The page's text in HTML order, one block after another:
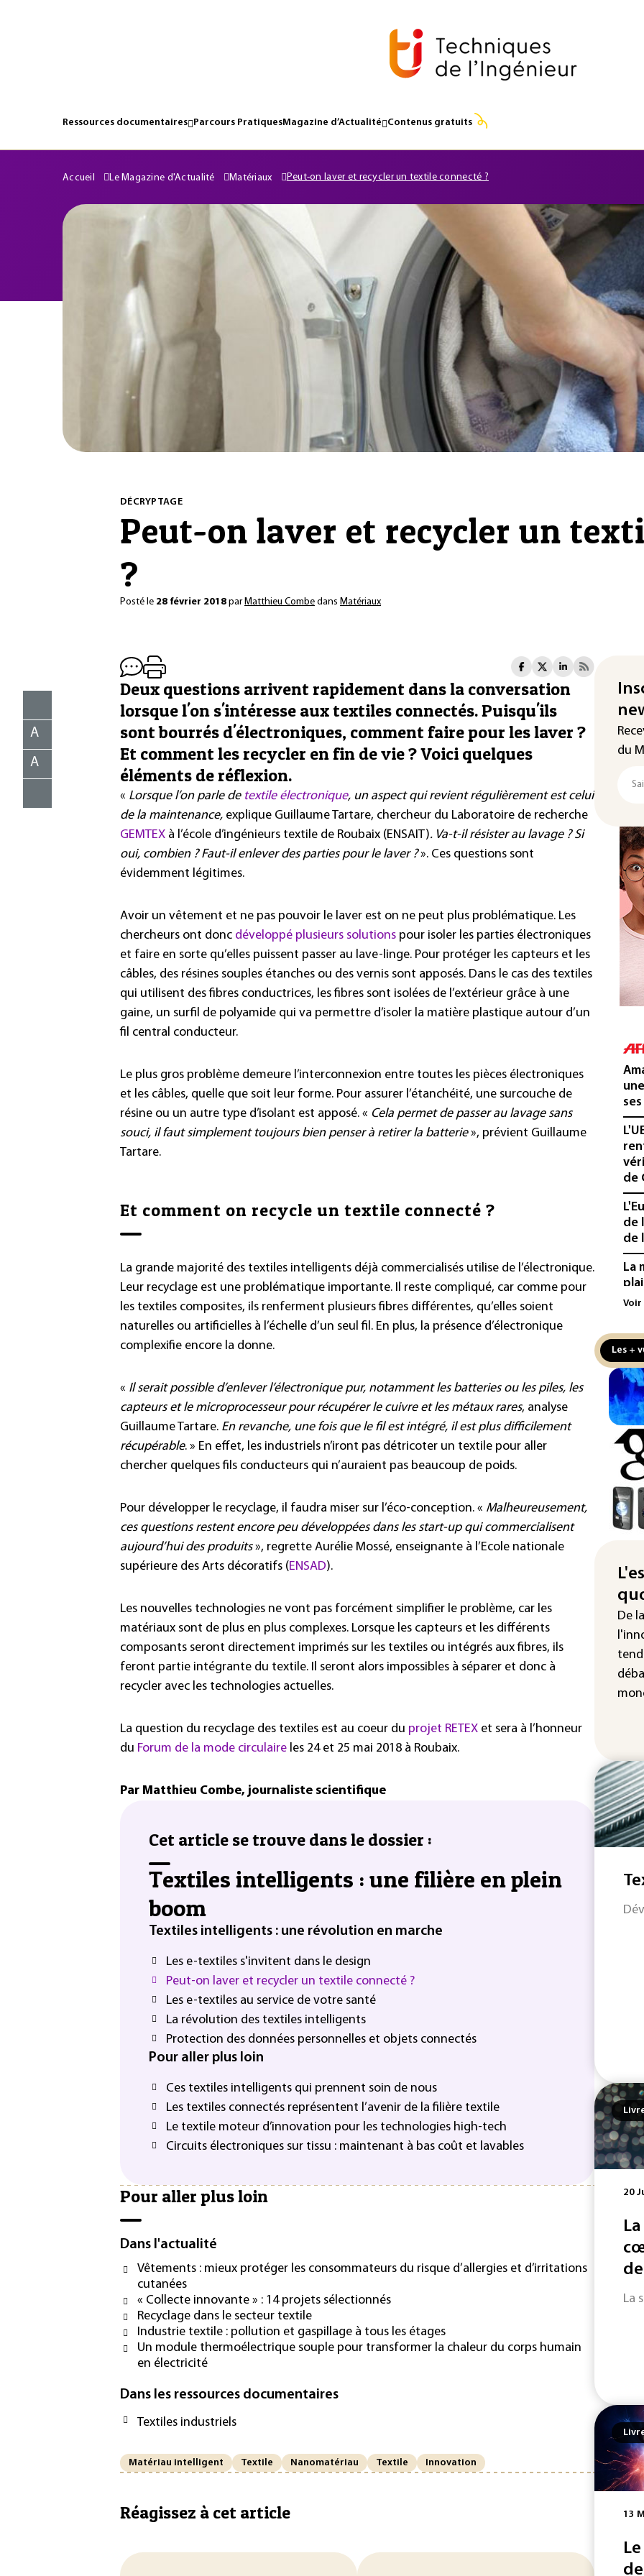
Ressources documentaires Parcours PratiquesMagazine d’Actualité Contenus gratuits
Accueil Le Magazine d'Actualité Matériaux Peut-on laver et recycler un textile connecté ?
DÉCRYPTAGE
Peut-on laver et recycler un
?
Posté le 28 février 2018 par Matthieu Combe dans Matériaux
A
A
Deux questions arrivent rapidement dans la conversation
lorsque l'on s'intéresse aux textiles connectés. Puisqu'ils
sont bourrés d'électroniques, comment faire pour les laver ?
Et comment les recycler en fin de vie ? Voici quelques
éléments de réflexion.
« Lorsque l’on parle de textile électronique, un aspect qui revient régulièrement est celui
de la maintenance, explique Guillaume Tartare, chercheur du Laboratoire de recherche
GEMTEX à l’école d’ingénieurs textile de Roubaix (ENSAIT). Va-t-il résister au lavage ? Si
oui, combien ? Faut-il enlever des parties pour le laver ?». Ces questions sont
évidemment légitimes.
Avoir un vêtement et ne pas pouvoir le laver est on ne peut plus problématique. Les
chercheurs ont donc développé plusieurs solutions pour isoler les parties électroniques
et faire en sorte qu’elles puissent passer au lave-linge. Pour protéger les capteurs et les
câbles, des résines souples étanches ou des vernis sont apposés. Dans le cas des textiles
qui utilisent des fibres conductrices, les fibres sont isolées de l’extérieur grâce à une
gaine, un surfil de polyamide qui va permettre d’isoler la matière plastique autour d’un
fil central conducteur.
Le plus gros problème demeure l’interconnexion entre toutes les pièces électroniques
et les câbles, quelle que soit leur forme. Pour assurer l’étanchéité, une surcouche de
résine ou un autre type d’isolant est apposé. « Cela permet de passer au lavage sans
souci, il faut simplement toujours bien penser à retirer la batterie», prévient Guillaume
Tartare.
Et comment on recycle un textile connecté ?
La grande majorité des textiles intelligents déjà commercialisés utilise de l’électronique.
Leur recyclage est une problématique importante. Il reste compliqué, car comme pour
les textiles composites, ils renferment plusieurs fibres différentes, qu’elles soient
naturelles ou artificielles à l’échelle d’un seul fil. En plus, la présence d’électronique
complexifie encore la donne.
« Il serait possible d’enlever l’électronique pur, notamment les batteries ou les piles, les
capteurs et le microprocesseur pour récupérer le cuivre et les métaux rares, analyse
Guillaume Tartare. En revanche, une fois que le fil est intégré, il est plus difficilement
récupérable. » En effet, les industriels n’iront pas détricoter un textile pour aller
chercher quelques fils conducteurs qui n’auraient pas beaucoup de poids.
Pour développer le recyclage, il faudra miser sur l’éco-conception. « Malheureusement,
ces questions restent encore peu développées dans les start-up qui commercialisent
aujourd’hui des produits», regrette Aurélie Mossé, enseignante à l’Ecole nationale
supérieure des Arts décoratifs (ENSAD).
Les nouvelles technologies ne vont pas forcément simplifier le problème, car les
matériaux sont de plus en plus complexes. Lorsque les capteurs et les différents
composants seront directement imprimés sur les textiles ou intégrés aux fibres, ils
feront partie intégrante du textile. Il seront alors impossibles à séparer et donc à
recycler avec les technologies actuelles.
La question du recyclage des textiles est au coeur du projet RETEX et sera à l’honneur
du Forum de la mode circulaire les 24 et 25 mai 2018 à Roubaix.
Par Matthieu Combe, journaliste scientifique
Cet article se trouve dans le dossier :
Textiles intelligents : une filière en plein
boom
Textiles intelligents : une révolution en marche
Les e-textiles s'invitent dans le design
Peut-on laver et recycler un textile connecté ?
Les e-textiles au service de votre santé
La révolution des textiles intelligents
Protection des données personnelles et objets connectés
Pour aller plus loin
Ces textiles intelligents qui prennent soin de nous
Les textiles connectés représentent l’avenir de la filière textile
Le textile moteur d’innovation pour les technologies high-tech
Circuits électroniques sur tissu : maintenant à bas coût et lavables
Pour aller plus loin
Dans l'actualité
Vêtements : mieux protéger les consommateurs du risque d’allergies et d’irritations
cutanées
« Collecte innovante » : 14 projets sélectionnés
Recyclage dans le secteur textile
Industrie textile : pollution et gaspillage à tous les étages
Un module thermoélectrique souple pour transformer la chaleur du corps humain
en électricité
Dans les ressources documentaires
Textiles industriels
Matériau intelligent Textile Nanomatériau Textile Innovation
Réagissez à cet article
du
de
de
de
La
aux
la
au
la
Le
Voir
Les +
De
20
La
13